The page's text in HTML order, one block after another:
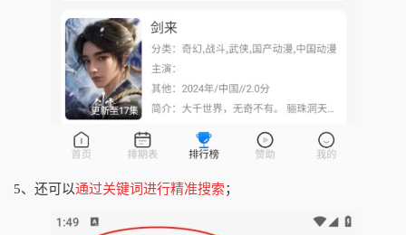
5、还可以通过关键词进行精准搜索；